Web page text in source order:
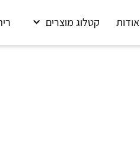
אודות קטלוג מוצרים